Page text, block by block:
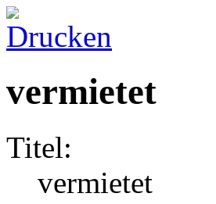
vermietet
Titel:
vermietet